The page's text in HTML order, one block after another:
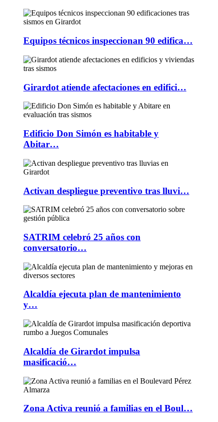
Equipos técnicos inspeccionan 90 edifica…
Girardot atiende afectaciones en edifici…
Edificio Don Simón es habitable y
Abitar…
Activan despliegue preventivo tras lluvi…
SATRIM celebró 25 años con
conversatorio…
Alcaldía ejecuta plan de mantenimiento
y…
Alcaldía de Girardot impulsa
masificació…
Zona Activa reunió a familias en el Boul…